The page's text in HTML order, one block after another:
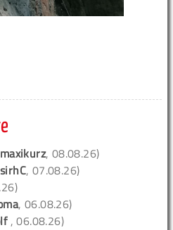
maxikurz, 08.08.26)
sirhC, 07.08.26)
, 06.08.26)
, 06.08.26)